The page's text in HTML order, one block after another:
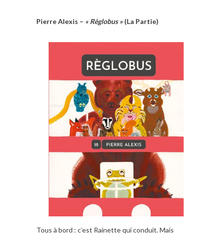
Pierre Alexis – « Règlobus » (La Partie)
Tous à bord : c’est Rainette qui conduit. Mais